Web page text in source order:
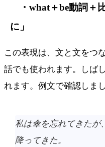
・what＋be動詞＋
に」
この表現は、文と文をつ
話でも使われます。しば
れます。例文で確認しまし
私は傘を忘れてきたが
降ってきた。